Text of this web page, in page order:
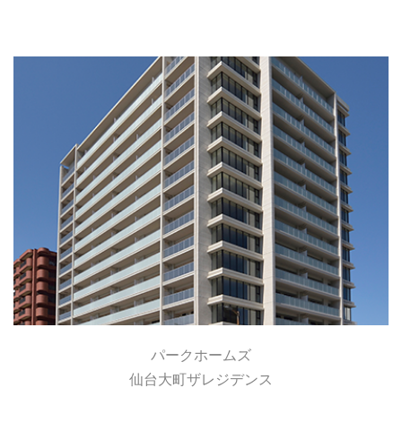
パークホームズ
仙台大町ザレジデンス